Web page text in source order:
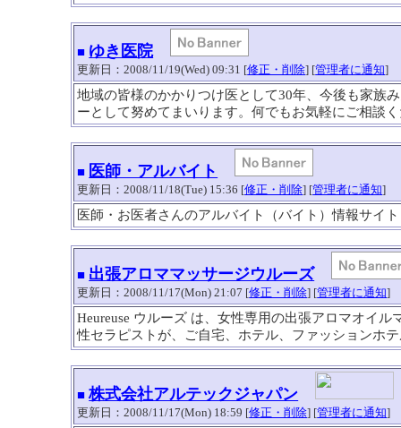
■ ゆき医院
更新日：2008/11/19(Wed) 09:31 [修正・削除] [管理者に通知]
地域の皆様のかかりつけ医として30年、今後も家族
ーとして努めてまいります。何でもお気軽にご相談
■ 医師・アルバイト
更新日：2008/11/18(Tue) 15:36 [修正・削除] [管理者に通知]
医師・お医者さんのアルバイト（バイト）情報サイト
■ 出張アロママッサージウルーズ
更新日：2008/11/17(Mon) 21:07 [修正・削除] [管理者に通知]
Heureuse ウルーズ は、女性専用の出張アロマオイ
性セラピストが、ご自宅、ホテル、ファッションホ
■ 株式会社アルテックジャパン
更新日：2008/11/17(Mon) 18:59 [修正・削除] [管理者に通知]